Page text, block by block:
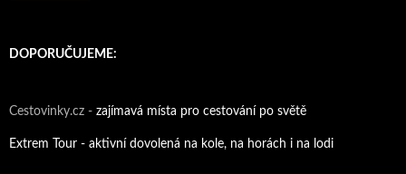
DOPORUČUJEME:
Cestovinky.cz - zajímavá místa pro cestování po světě
Extrem Tour - aktivní dovolená na kole, na horách i na lodi